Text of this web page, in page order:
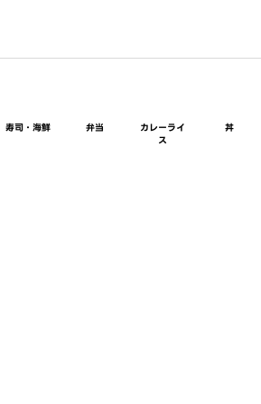
寿司・海鮮 弁当
カレーライ
ス
丼